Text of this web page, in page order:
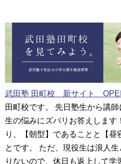
武田塾 田町校 新サイト
田町校です。 先日塾生から講
生の悩みにズバリお答えします
り、【朝型】であることと【昼
とです。 ただ、現役生は浪人
りないので、休日も返上して学